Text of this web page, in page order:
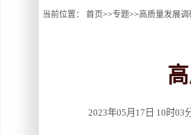
当前位置： 首页>>专题>>高质量发展调
2023年05月17日 10时03